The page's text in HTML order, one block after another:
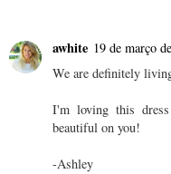
awhite 19 de março
We are definitely
I'm loving this
beautiful on you!
-Ashley